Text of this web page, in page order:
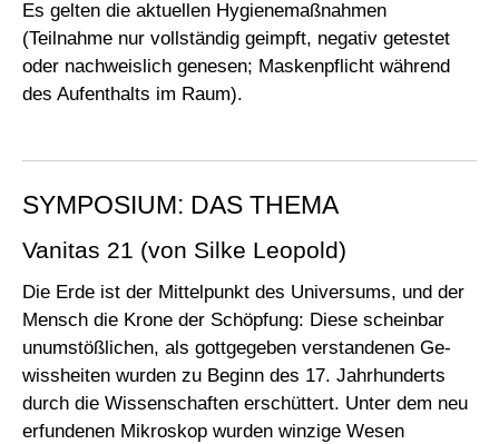
Es gelten die aktuellen Hygienemaßnahmen
(Teilnahme nur vollständig geimpft, negativ getestet
oder nachweislich genesen; Maskenpflicht während
des Aufenthalts im Raum).
SYMPOSIUM: DAS THEMA
Vanitas 21 (von Silke Leopold)
Die Erde ist der Mittelpunkt des Universums, und der
Mensch die Krone der Schöpfung: Diese scheinbar
unumstößlichen, als gottgegeben verstandenen Ge­
wissheiten wurden zu Beginn des 17. Jahrhunderts
durch die Wissenschaften er­schüttert. Unter dem neu
erfundenen Mikroskop wurden winzige Wesen